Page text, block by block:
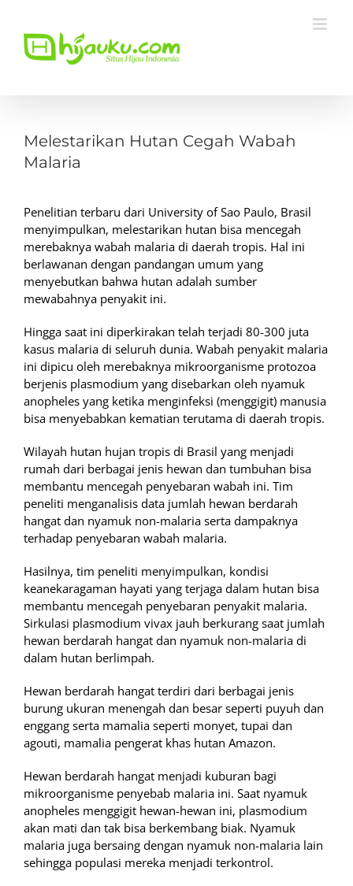
content
Larger
Image
Melestarikan Hutan Cegah Wabah
Malaria
Penelitian terbaru dari University of Sao Paulo, Brasil
menyimpulkan, melestarikan hutan bisa mencegah
merebaknya wabah malaria di daerah tropis. Hal ini
berlawanan dengan pandangan umum yang
menyebutkan bahwa hutan adalah sumber
mewabahnya penyakit ini.
Hingga saat ini diperkirakan telah terjadi 80-300 juta
kasus malaria di seluruh dunia. Wabah penyakit malaria
ini dipicu oleh merebaknya mikroorganisme protozoa
berjenis plasmodium yang disebarkan oleh nyamuk
anopheles yang ketika menginfeksi (menggigit) manusia
bisa menyebabkan kematian terutama di daerah tropis.
Wilayah hutan hujan tropis di Brasil yang menjadi
rumah dari berbagai jenis hewan dan tumbuhan bisa
membantu mencegah penyebaran wabah ini. Tim
peneliti menganalisis data jumlah hewan berdarah
hangat dan nyamuk non-malaria serta dampaknya
terhadap penyebaran wabah malaria.
Hasilnya, tim peneliti menyimpulkan, kondisi
keanekaragaman hayati yang terjaga dalam hutan bisa
membantu mencegah penyebaran penyakit malaria.
Sirkulasi plasmodium vivax jauh berkurang saat jumlah
hewan berdarah hangat dan nyamuk non-malaria di
dalam hutan berlimpah.
Hewan berdarah hangat terdiri dari berbagai jenis
burung ukuran menengah dan besar seperti puyuh dan
enggang serta mamalia seperti monyet, tupai dan
agouti, mamalia pengerat khas hutan Amazon.
Hewan berdarah hangat menjadi kuburan bagi
mikroorganisme penyebab malaria ini. Saat nyamuk
anopheles menggigit hewan-hewan ini, plasmodium
akan mati dan tak bisa berkembang biak. Nyamuk
malaria juga bersaing dengan nyamuk non-malaria lain
sehingga populasi mereka menjadi terkontrol.